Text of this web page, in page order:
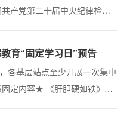
产党第二十届中央纪律检查
腐交织问题，以“同治”铲除风
中共中央总书记、国家主
平在中国共产党第二十届中
育“固定学习日”预告
各基层站点至少开展一次集中
固定内容★ 《肝胆硬如铁》—